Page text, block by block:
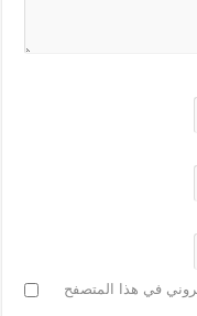
في هذا المتصفح